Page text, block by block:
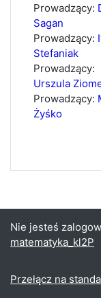
Prowadzący:
Sagan
Prowadzący:
Stefaniak
Prowadzący:
Urszula
Prowadzący:
Żyśko
Nie jesteś
matematyka_kl2P
Przełącz na